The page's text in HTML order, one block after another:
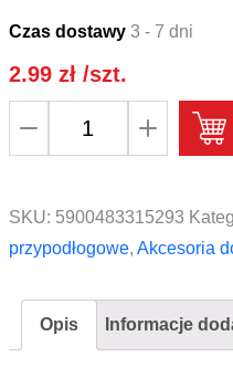
Czas dostawy 3 - 7 dni
2.99 zł/szt.
do
Siena
SKU: 5900483315293
przypodłogowe, Akcesoria
Opis Informacje